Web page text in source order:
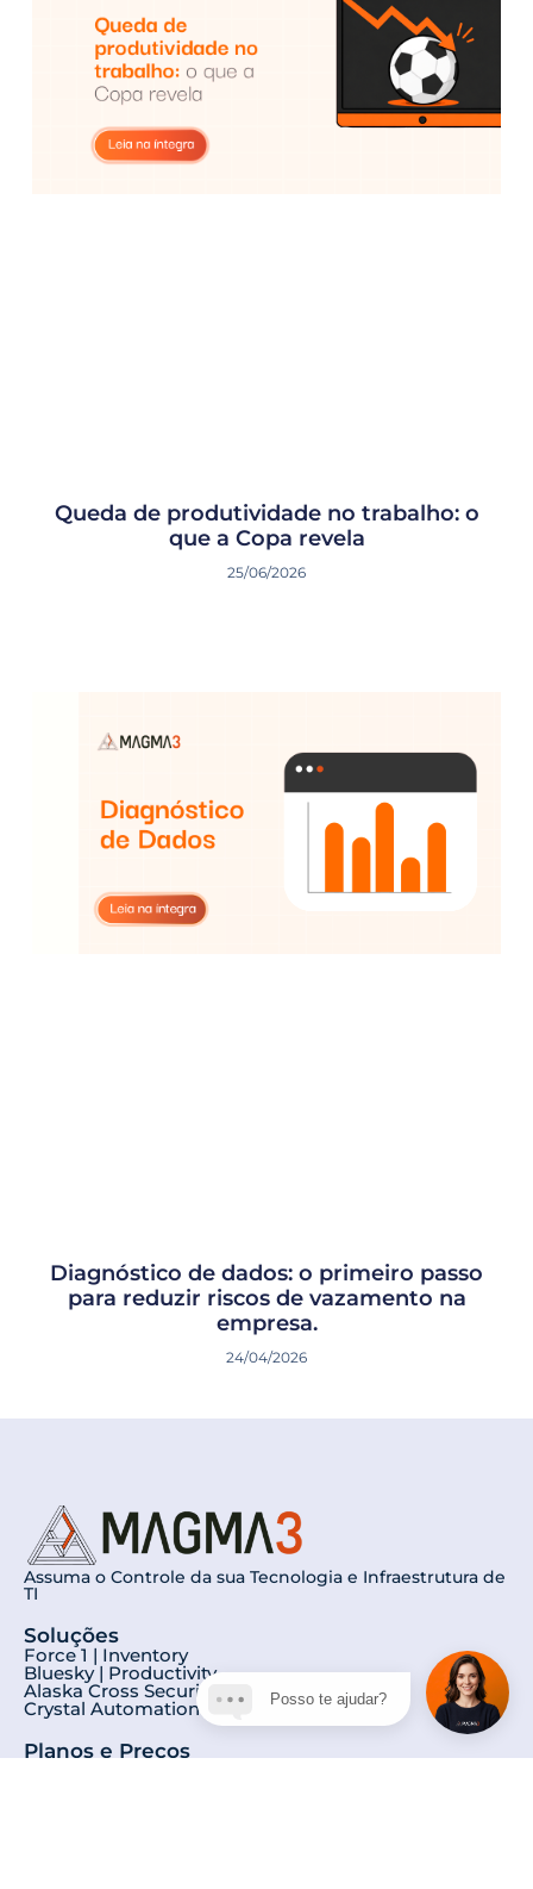
Queda de produtividade no trabalho: o
que a Copa revela
25/06/2026
Diagnóstico de dados: o primeiro passo
para reduzir riscos de vazamento na
empresa.
24/04/2026
Assuma o Controle da sua Tecnologia e Infraestrutura de
TI
Soluções
Force 1 | Inventory
Bluesky | Productivity
Alaska Cross Security | DLP
Crystal Automation | RPA
Planos e Preços
Posso te ajudar?